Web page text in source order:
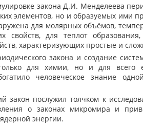
закона Д.И. Менделеева
элементов, но и образуемых ими
для молярных объёмов,
свойств, для теплот
характеризующих простые и
закона и создание
для химии, но и для всего
человеческое знание
закон послужил толчком к
о законах микромира и
энергии.